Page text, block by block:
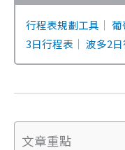
行程表規劃工具 ｜ 葡
3日行程表 ｜ 波多2
文章重點